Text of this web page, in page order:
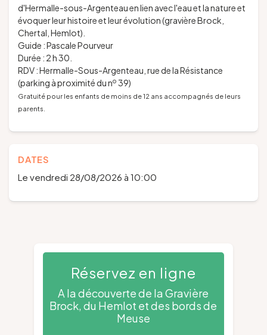
d'Hermalle-sous-Argenteau en lien avec l'eau et la nature et
évoquer leur histoire et leur évolution (gravière Brock,
Chertal, Hemlot).
Guide : Pascale Pourveur
Durée : 2 h 30.
RDV : Hermalle-Sous-Argenteau, rue de la Résistance
(parking à proximité du no 39)
Gratuité pour les enfants de moins de 12 ans accompagnés de leurs
parents.
DATES
Le vendredi 28/08/2026 à 10:00
Réservez en ligne
A la découverte de la Gravière
Brock, du Hemlot et des bords de
Meuse